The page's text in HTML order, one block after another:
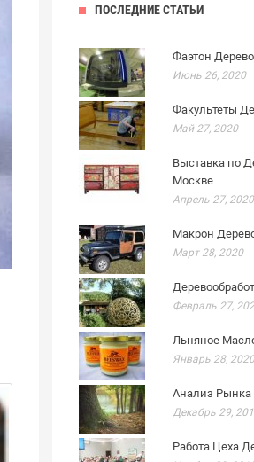
ПОСЛЕДНИЕ СТАТЬИ
Фаэтон
Июнь 26, 2020
Факультеты
Май 27, 2020
Выставка по
Москве
Апрель 27, 2020
Макрон
Март 28, 2020
Февраль 27,
Льняное
Январь 28, 2020
Анализ Рынка
Декабрь 29,
Работа Цеха